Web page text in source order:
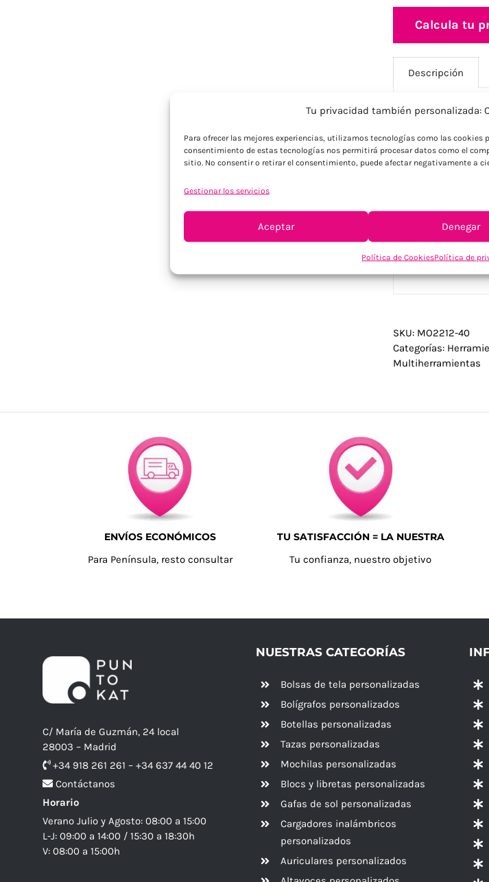
Tu privacidad también personalizada:
Para ofrecer las mejores experiencias, utilizamos tecnologías como las
consentimiento de estas tecnologías nos permitirá procesar datos como el
sitio. No consentir o retirar el consentimiento, puede afectar negativamente a
Gestionar los servicios
Aceptar Denegar
Política de CookiesPolítica de
Calcula tu
Descripción
Llavero
compacto y
y elegancia
restaurantes
catas de
sostenibles y
SKU: MO2212-40
Categorías:
Multiherramientas
ENVÍOS ECONÓMICOS
Para Península, resto consultar
TU SATISFACCIÓN = LA NUESTRA
Tu confianza, nuestro objetivo
C/ María de Guzmán, 24 local
28003 – Madrid
+34 918 261 261 – +34 637 44 40 12
Contáctanos
Horario
Verano Julio y Agosto: 08:00 a 15:00
L-J: 09:00 a 14:00 / 15:30 a 18:30h
V: 08:00 a 15:00h
NUESTRAS CATEGORÍAS
Bolsas de tela personalizadas
Bolígrafos personalizados
Botellas personalizadas
Tazas personalizadas
Mochilas personalizadas
Blocs y libretas personalizadas
Gafas de sol personalizadas
Cargadores inalámbricos
personalizados
Auriculares personalizados